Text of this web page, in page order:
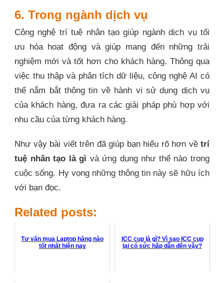
6. Trong ngành dịch vụ
Công nghệ trí tuệ nhân tạo giúp ngành dịch vụ tối
ưu hóa hoạt động và giúp mang đến những trải
nghiệm mới và tốt hơn cho khách hàng. Thông qua
việc thu thập và phân tích dữ liệu, công nghệ AI có
thể nắm bắt thông tin về hành vi sử dụng dịch vụ
của khách hàng, đưa ra các giải pháp phù hợp với
nhu cầu của từng khách hàng.
Như vậy bài viết trên đã giúp bạn hiểu rõ hơn về trí
tuệ nhân tạo là gì và ứng dụng như thế nào trong
cuộc sống. Hy vọng những thông tin này sẽ hữu ích
với bạn đọc.
Related posts:
Tư vấn mua Laptop hãng nào
tốt nhất hiện nay
ICC cup là gì? Vì sao ICC cup
lại có sức hấp dẫn đến vậy?